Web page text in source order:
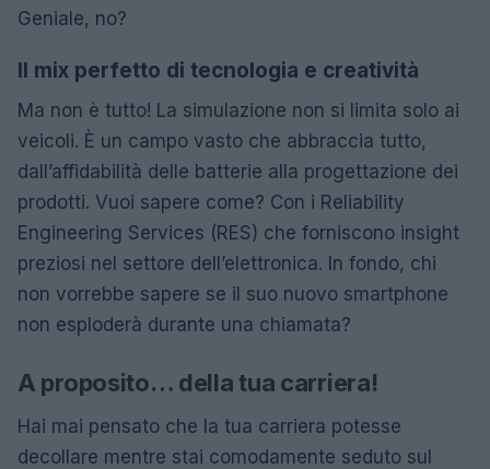
Geniale, no?
Il mix perfetto di tecnologia e creatività
Ma non è tutto! La simulazione non si limita solo ai
veicoli. È un campo vasto che abbraccia tutto,
dall’affidabilità delle batterie alla progettazione dei
prodotti. Vuoi sapere come? Con i Reliability
Engineering Services (RES) che forniscono insight
preziosi nel settore dell’elettronica. In fondo, chi
non vorrebbe sapere se il suo nuovo smartphone
non esploderà durante una chiamata?
A proposito… della tua carriera!
Hai mai pensato che la tua carriera potesse
decollare mentre stai comodamente seduto sul